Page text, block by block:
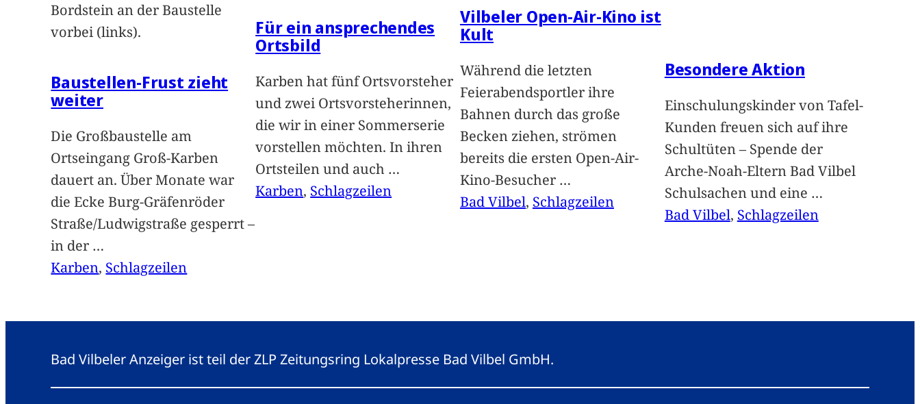
Bordstein an der Baustelle
vorbei (links).
Baustellen-Frust zieht
weiter
Die Großbaustelle am
Ortseingang Groß-Karben
dauert an. Über Monate war
die Ecke Burg-Gräfenröder
Straße/Ludwigstraße gesperrt –
in der …
Karben, Schlagzeilen
Für ein ansprechendes
Ortsbild
Karben hat fünf Ortsvorsteher
und zwei Ortsvorsteherinnen,
die wir in einer Sommerserie
vorstellen möchten. In ihren
Ortsteilen und auch …
Karben, Schlagzeilen
Vilbeler Open-Air-Kino ist
Kult
Während die letzten
Feierabendsportler ihre
Bahnen durch das große
Becken ziehen, strömen
bereits die ersten Open-Air-
Kino-Besucher …
Bad Vilbel, Schlagzeilen
Besondere Aktion
Einschulungskinder von Tafel-
Kunden freuen sich auf ihre
Schultüten – Spende der
Arche-Noah-Eltern Bad Vilbel
Schulsachen und eine …
Bad Vilbel, Schlagzeilen
Bad Vilbeler Anzeiger ist teil der ZLP Zeitungsring Lokalpresse Bad Vilbel GmbH.